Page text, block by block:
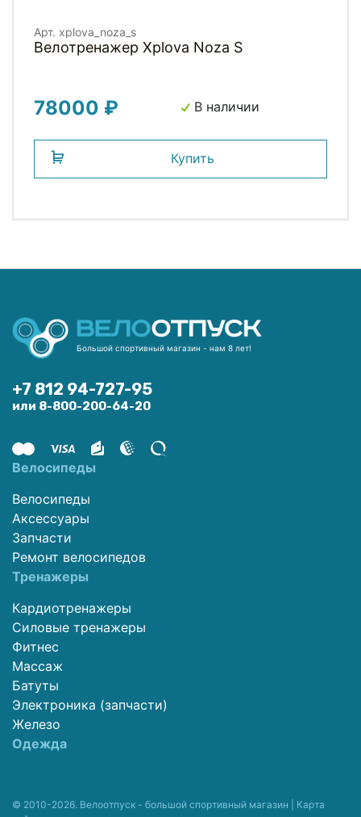
Арт. xplova_noza_s
Велотренажер Xplova Noza S
78000 ₽ В наличии
Купить
Большой спортивный магазин - нам 8 лет!
+7 812 94-727-95
или 8-800-200-64-20
Велосипеды
Велосипеды
Аксессуары
Запчасти
Ремонт велосипедов
Тренажеры
Кардиотренажеры
Силовые тренажеры
Фитнес
Массаж
Батуты
Электроника (запчасти)
Железо
Одежда
© 2010-2026. Велоотпуск - большой спортивный магазин | Карта